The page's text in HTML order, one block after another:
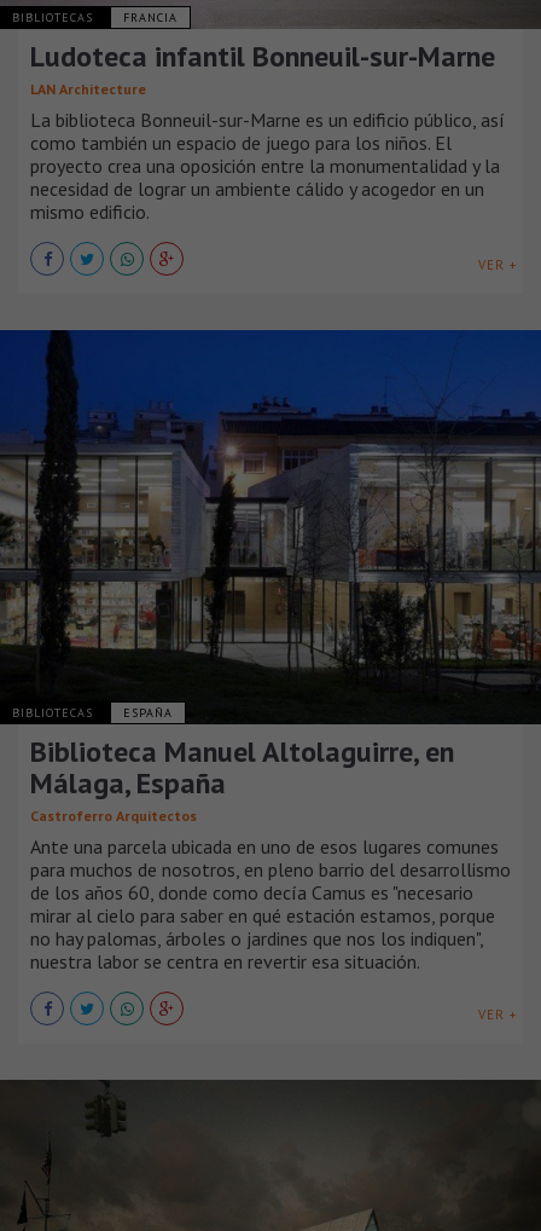
BIBLIOTECAS FRANCIA
Ludoteca infantil Bonneuil-sur-Marne
LAN Architecture
La biblioteca Bonneuil-sur-Marne es un edificio público, así
como también un espacio de juego para los niños. El
proyecto crea una oposición entre la monumentalidad y la
necesidad de lograr un ambiente cálido y acogedor en un
mismo edificio.
VER +
BIBLIOTECAS ESPAÑA
Biblioteca Manuel Altolaguirre, en
Málaga, España
Castroferro Arquitectos
Ante una parcela ubicada en uno de esos lugares comunes
para muchos de nosotros, en pleno barrio del desarrollismo
de los años 60, donde como decía Camus es "necesario
mirar al cielo para saber en qué estación estamos, porque
no hay palomas, árboles o jardines que nos los indiquen",
nuestra labor se centra en revertir esa situación.
VER +